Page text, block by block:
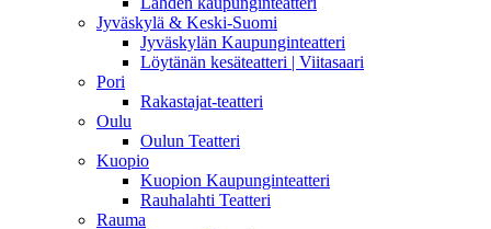
Jyväskylä & Keski-Suomi
Jyväskylän Kaupunginteatteri
Löytänän kesäteatteri | Viitasaari
Pori
Rakastajat-teatteri
Oulu
Oulun Teatteri
Kuopio
Kuopion Kaupunginteatteri
Rauhalahti Teatteri
Rauma